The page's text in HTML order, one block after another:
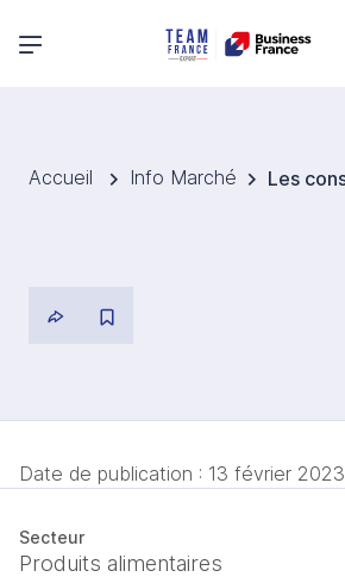
Menu principal
Accueil Info Marché
Date de publication : 13 février 2023
Secteur
Produits alimentaires